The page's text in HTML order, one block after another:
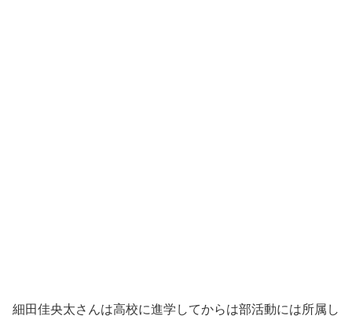
細田佳央太さんは高校に進学してからは部活動には所属し